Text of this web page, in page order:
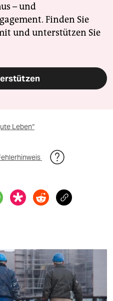
– und
Finden Sie
und unterstützen Sie
Leben“